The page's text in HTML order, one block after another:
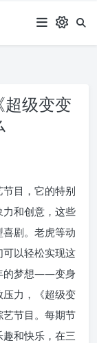
级变变
目，它的特别
和创意，这些
剧。老虎等动
以轻松实现这
的梦想——变身
力，《超级变
节目。每期节
和快乐，在三